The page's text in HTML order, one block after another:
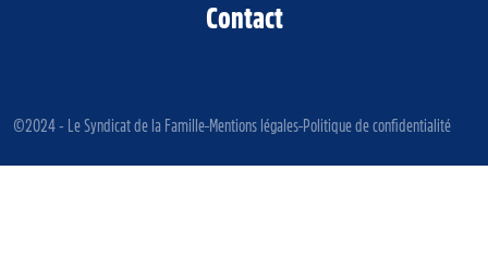
Contact
©2024 - Le Syndicat de la Famille Mentions légales Politique de confidentialité